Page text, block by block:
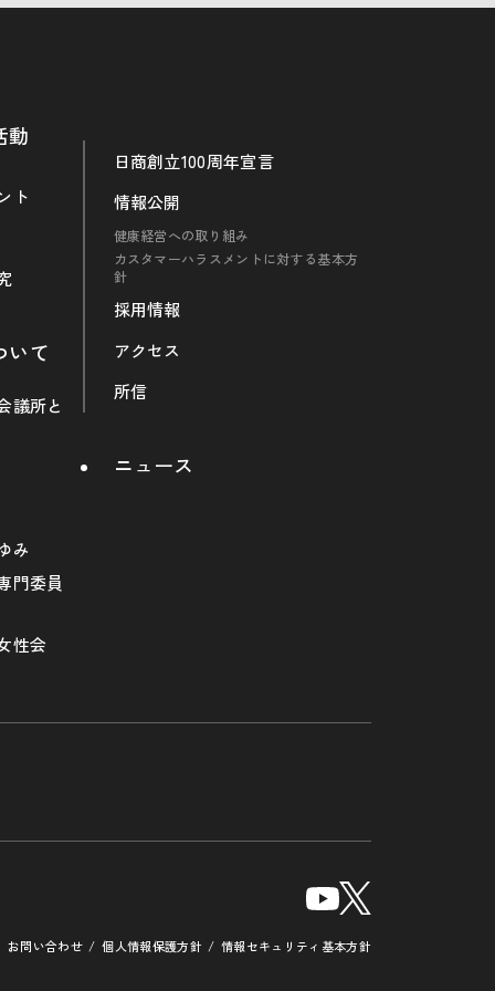
動
ト
いて
議所と
み
門委員
性会
日商創立100周年宣言
情報公開
健康経営への取り組み
カスタマーハラスメントに対する基本方
針
採用情報
アクセス
所信
ニュース
お問い合わせ 個人情報保護方針 情報セキュリティ基本方針